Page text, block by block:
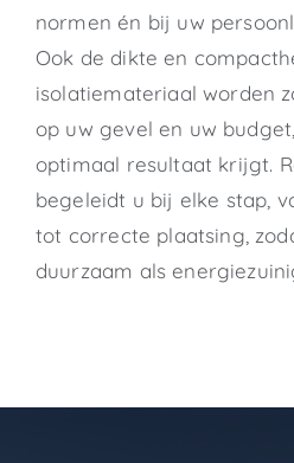
normen én bij uw
Ook de dikte en
isolatiemateriaal worden
op uw gevel en uw
optimaal resultaat krijgt.
begeleidt u bij elke stap,
tot correcte plaatsing,
duurzaam als